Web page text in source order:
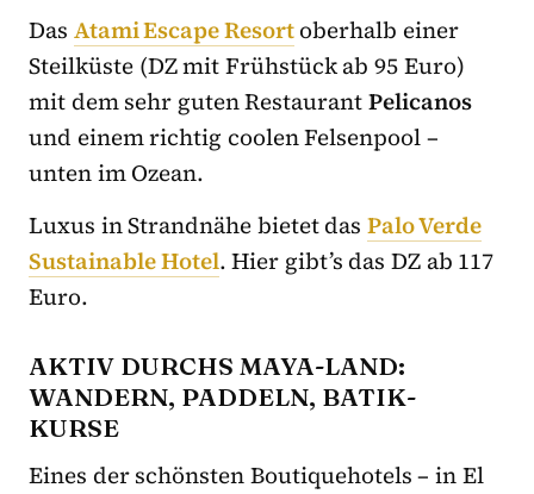
Das Atami Escape Resortoberhalb einer
Steilküste (DZ mit Frühstück ab 95 Euro)
mit dem sehr guten RestaurantPelicanos
und einem richtig coolen Felsenpool –
unten im Ozean.
Luxus in Strandnähe bietet dasPalo Verde
Sustainable Hotel. Hier gibt’s das DZ ab 117
Euro.
AKTIV DURCHS MAYA-LAND:
WANDERN, PADDELN, BATIK-
KURSE
Eines der schönsten Boutiquehotels – in El